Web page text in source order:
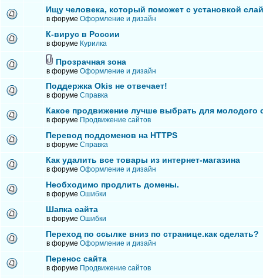
Ищу человека, который поможет с установкой
в форуме Оформление и дизайн
К-вирус в России
в форуме Курилка
Прозрачная зона
в форуме Оформление и дизайн
Поддержка Okis не отвечает!
в форуме Справка
Какое продвижение лучше выбрать для молодого
в форуме Продвижение сайтов
Перевод поддоменов на HTTPS
в форуме Справка
Как удалить все товары из интернет-магазина
в форуме Оформление и дизайн
Необходимо продлить домены.
в форуме Ошибки
Шапка сайта
в форуме Ошибки
Переход по ссылке вниз по странице.как сделать?
в форуме Оформление и дизайн
Перенос сайта
в форуме Продвижение сайтов